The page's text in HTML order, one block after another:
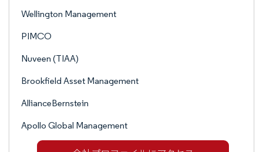
Wellington Management
PIMCO
Nuveen (TIAA)
Brookfield Asset Management
AllianceBernstein
Apollo Global Management